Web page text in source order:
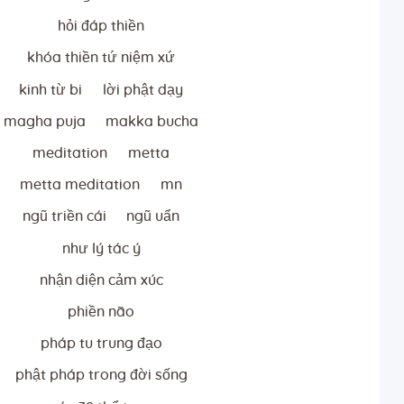
hỏi đáp thiền
khóa thiền tứ niệm xứ
kinh từ bi lời phật dạy
magha puja makka bucha
meditation metta
metta meditation mn
ngũ triền cái ngũ uẩn
như lý tác ý
nhận diện cảm xúc
phiền não
pháp tu trung đạo
phật pháp trong đời sống